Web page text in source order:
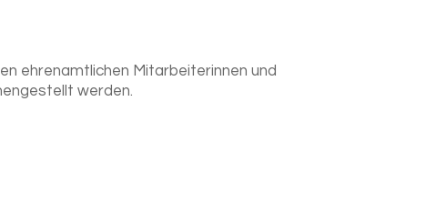
ehrenamtlichen Mitarbeiterinnen und
werden.